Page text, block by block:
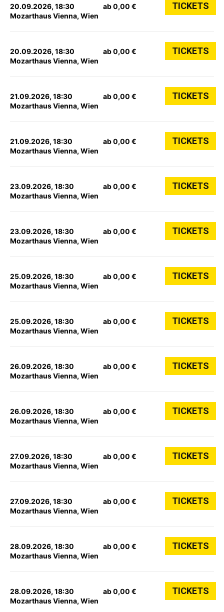
20.09.2026, 18:30
Mozarthaus Vienna, Wien
ab 0,00 € TICKETS
20.09.2026, 18:30
Mozarthaus Vienna, Wien
ab 0,00 € TICKETS
21.09.2026, 18:30
Mozarthaus Vienna, Wien
ab 0,00 € TICKETS
21.09.2026, 18:30
Mozarthaus Vienna, Wien
ab 0,00 € TICKETS
23.09.2026, 18:30
Mozarthaus Vienna, Wien
ab 0,00 € TICKETS
23.09.2026, 18:30
Mozarthaus Vienna, Wien
ab 0,00 € TICKETS
25.09.2026, 18:30
Mozarthaus Vienna, Wien
ab 0,00 € TICKETS
25.09.2026, 18:30
Mozarthaus Vienna, Wien
ab 0,00 € TICKETS
26.09.2026, 18:30
Mozarthaus Vienna, Wien
ab 0,00 € TICKETS
26.09.2026, 18:30
Mozarthaus Vienna, Wien
ab 0,00 € TICKETS
27.09.2026, 18:30
Mozarthaus Vienna, Wien
ab 0,00 € TICKETS
27.09.2026, 18:30
Mozarthaus Vienna, Wien
ab 0,00 € TICKETS
28.09.2026, 18:30
Mozarthaus Vienna, Wien
ab 0,00 € TICKETS
28.09.2026, 18:30
Mozarthaus Vienna, Wien
ab 0,00 € TICKETS